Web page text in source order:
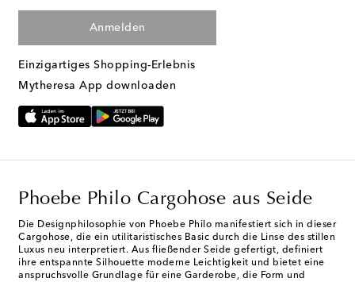
Anmelden
Einzigartiges Shopping-Erlebnis
Mytheresa App downloaden
Phoebe Philo Cargohose aus Seide
Die Designphilosophie von Phoebe Philo manifestiert sich in dieser
Cargohose, die ein utilitaristisches Basic durch die Linse des stillen
Luxus neu interpretiert. Aus fließender Seide gefertigt, definiert
ihre entspannte Silhouette moderne Leichtigkeit und bietet eine
anspruchsvolle Grundlage für eine Garderobe, die Form und